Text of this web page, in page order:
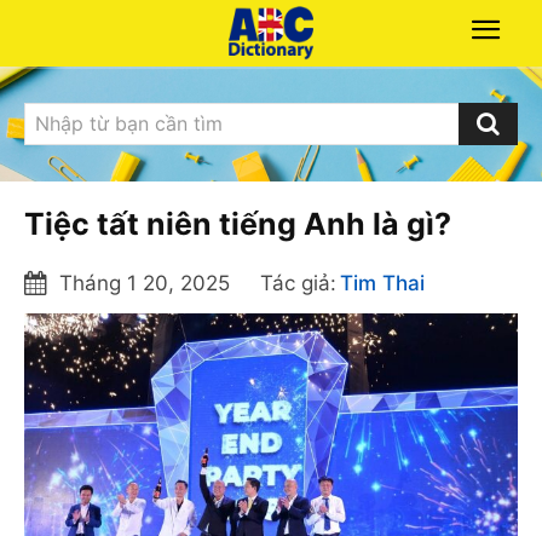
Nhập từ bạn cần tìm
Tiệc tất niên tiếng Anh là gì?
Tháng 1 20, 2025 Tác giả: Tim Thai